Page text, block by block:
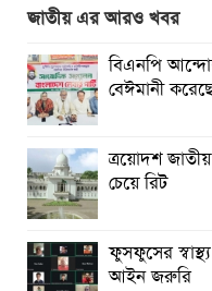
প্রত্যেক অপরাধীর বিচার
না কেন”-চট্টগ্রামে জুলাই
গণঅভ্যুত্থানের অর্জন আজ
খপ্পরে : আবু হাসান টিপু
রাঙামাটিতে “ফিরে দেখা
শীর্ষক “কথকতা” অনুষ্ঠান
ছুটির রাতে খোলা ভূমি
জাতীয় এর আরও খবর
বিএনপি
বেঈমানী
ত্রয়োদশ জাতীয়
চেয়ে রিট
ফুসফুসের
আইন জরুরি